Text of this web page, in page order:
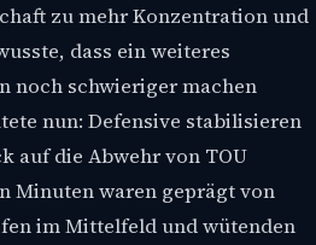
zu mehr Konzentration und
dass ein weiteres
noch schwieriger machen
nun: Defensive stabilisieren
auf die Abwehr von TOU
Minuten waren geprägt von
im Mittelfeld und wütenden